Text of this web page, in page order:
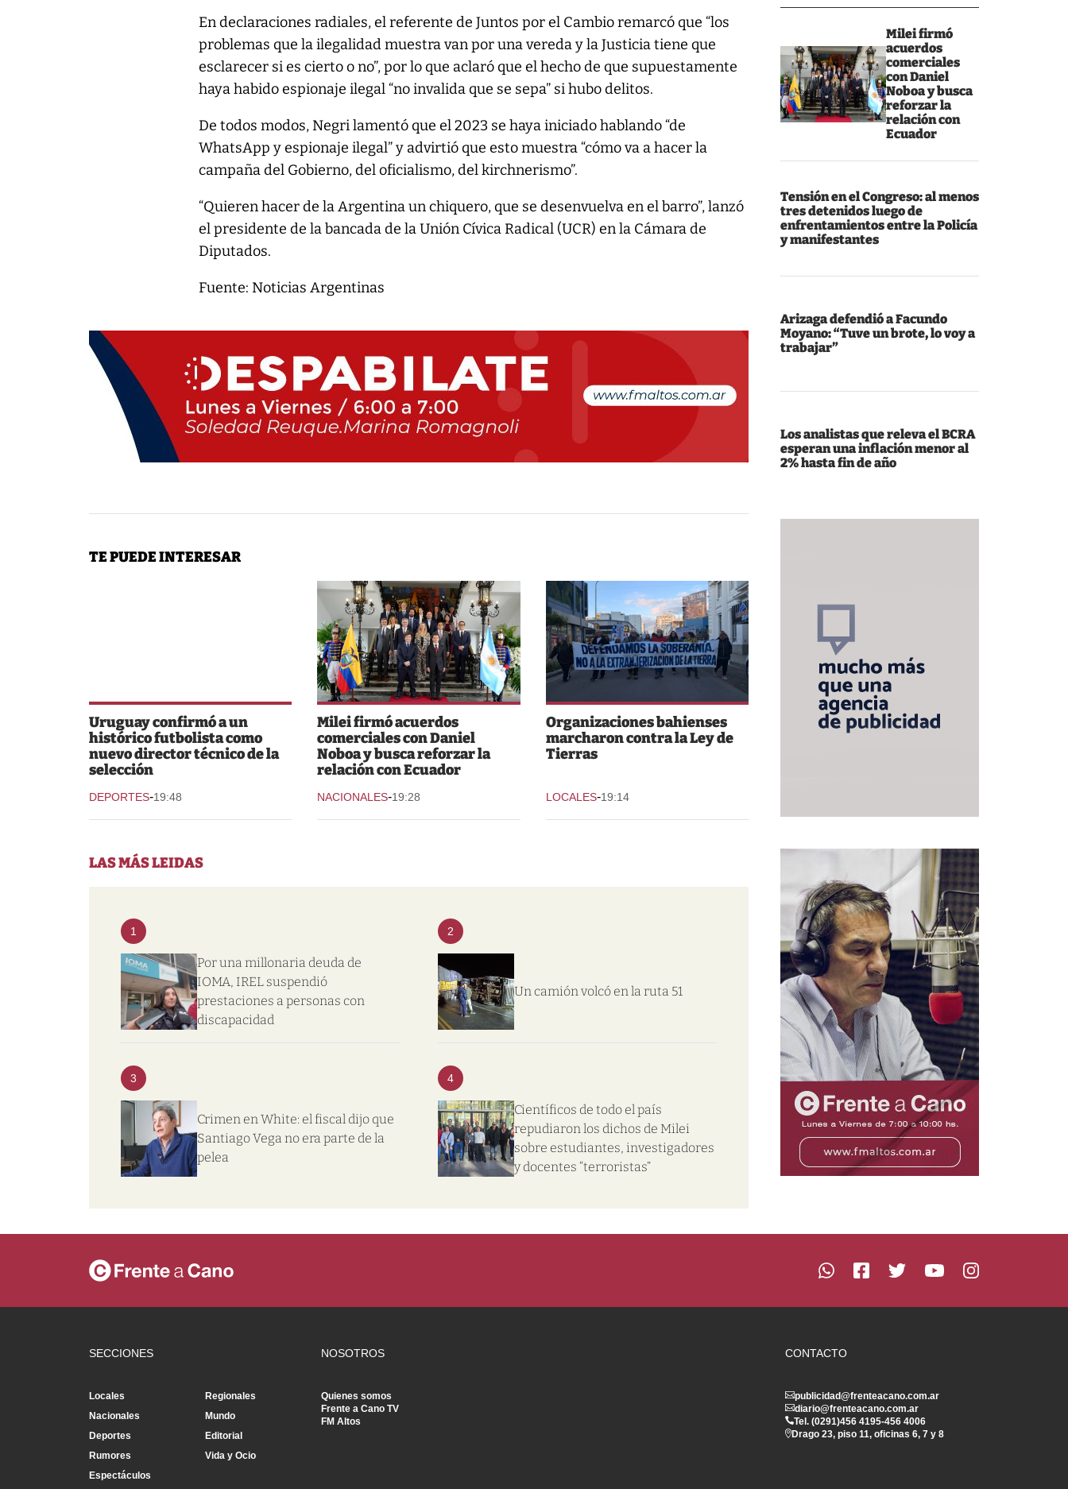
Milei firmó
acuerdos
comerciales
con Daniel
Noboa y busca
reforzar la
relación con
Ecuador
Tensión en el Congreso: al menos
tres detenidos luego de
enfrentamientos entre la Policía
y manifestantes
Arizaga defendió a Facundo
Moyano: “Tuve un brote, lo voy a
trabajar”
Los analistas que releva el BCRA
esperan una inflación menor al
2% hasta fin de año
En declaraciones radiales, el referente de Juntos por el Cambio remarcó que “los
problemas que la ilegalidad muestra van por una vereda y la Justicia tiene que
esclarecer si es cierto o no”, por lo que aclaró que el hecho de que supuestamente
haya habido espionaje ilegal “no invalida que se sepa” si hubo delitos.
De todos modos, Negri lamentó que el 2023 se haya iniciado hablando “de
WhatsApp y espionaje ilegal” y advirtió que esto muestra “cómo va a hacer la
campaña del Gobierno, del oficialismo, del kirchnerismo”.
“Quieren hacer de la Argentina un chiquero, que se desenvuelva en el barro”, lanzó
el presidente de la bancada de la Unión Cívica Radical (UCR) en la Cámara de
Diputados.
Fuente: Noticias Argentinas
TE PUEDE INTERESAR
Uruguay confirmó a un
histórico futbolista como
nuevo director técnico de la
selección
DEPORTES-19:48
Milei firmó acuerdos
comerciales con Daniel
Noboa y busca reforzar la
relación con Ecuador
NACIONALES-19:28
Organizaciones bahienses
marcharon contra la Ley de
Tierras
LOCALES-19:14
LAS MÁS LEIDAS
1
Por una millonaria deuda de
IOMA, IREL suspendió
prestaciones a personas con
discapacidad
2
Un camión volcó en la ruta 51
3
Crimen en White: el fiscal dijo que
Santiago Vega no era parte de la
pelea
4
Científicos de todo el país
repudiaron los dichos de Milei
sobre estudiantes, investigadores
y docentes “terroristas”
SECCIONES
Locales
Regionales
Nacionales
Mundo
Deportes
Editorial
Rumores
Vida y Ocio
Espectáculos
NOSOTROS
Quienes somos
Frente a Cano TV
FM Altos
CONTACTO
publicidad@frenteacano.com.ar
diario@frenteacano.com.ar
Tel. (0291)456 4195-456 4006
Drago 23, piso 11, oficinas 6, 7 y 8